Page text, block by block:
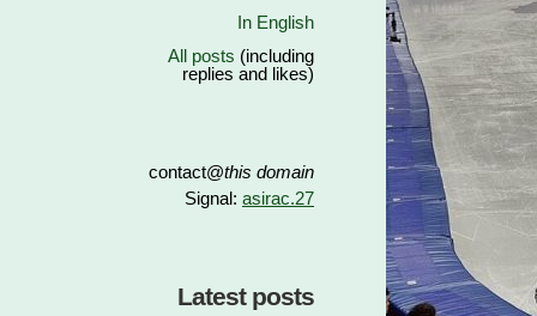
In English
All posts (including
replies and likes)
contact@this domain
Signal: asirac.27
Latest posts